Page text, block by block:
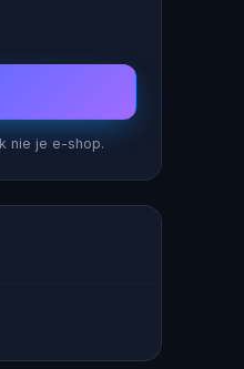
nie je e-shop.